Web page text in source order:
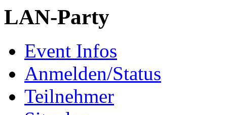
LAN-Party
Event Infos
Anmelden/Status
Teilnehmer